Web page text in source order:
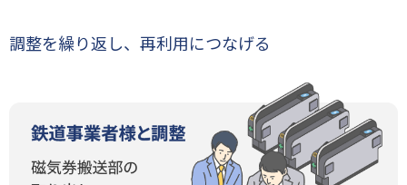
調整を繰り返し、再利用につなげる